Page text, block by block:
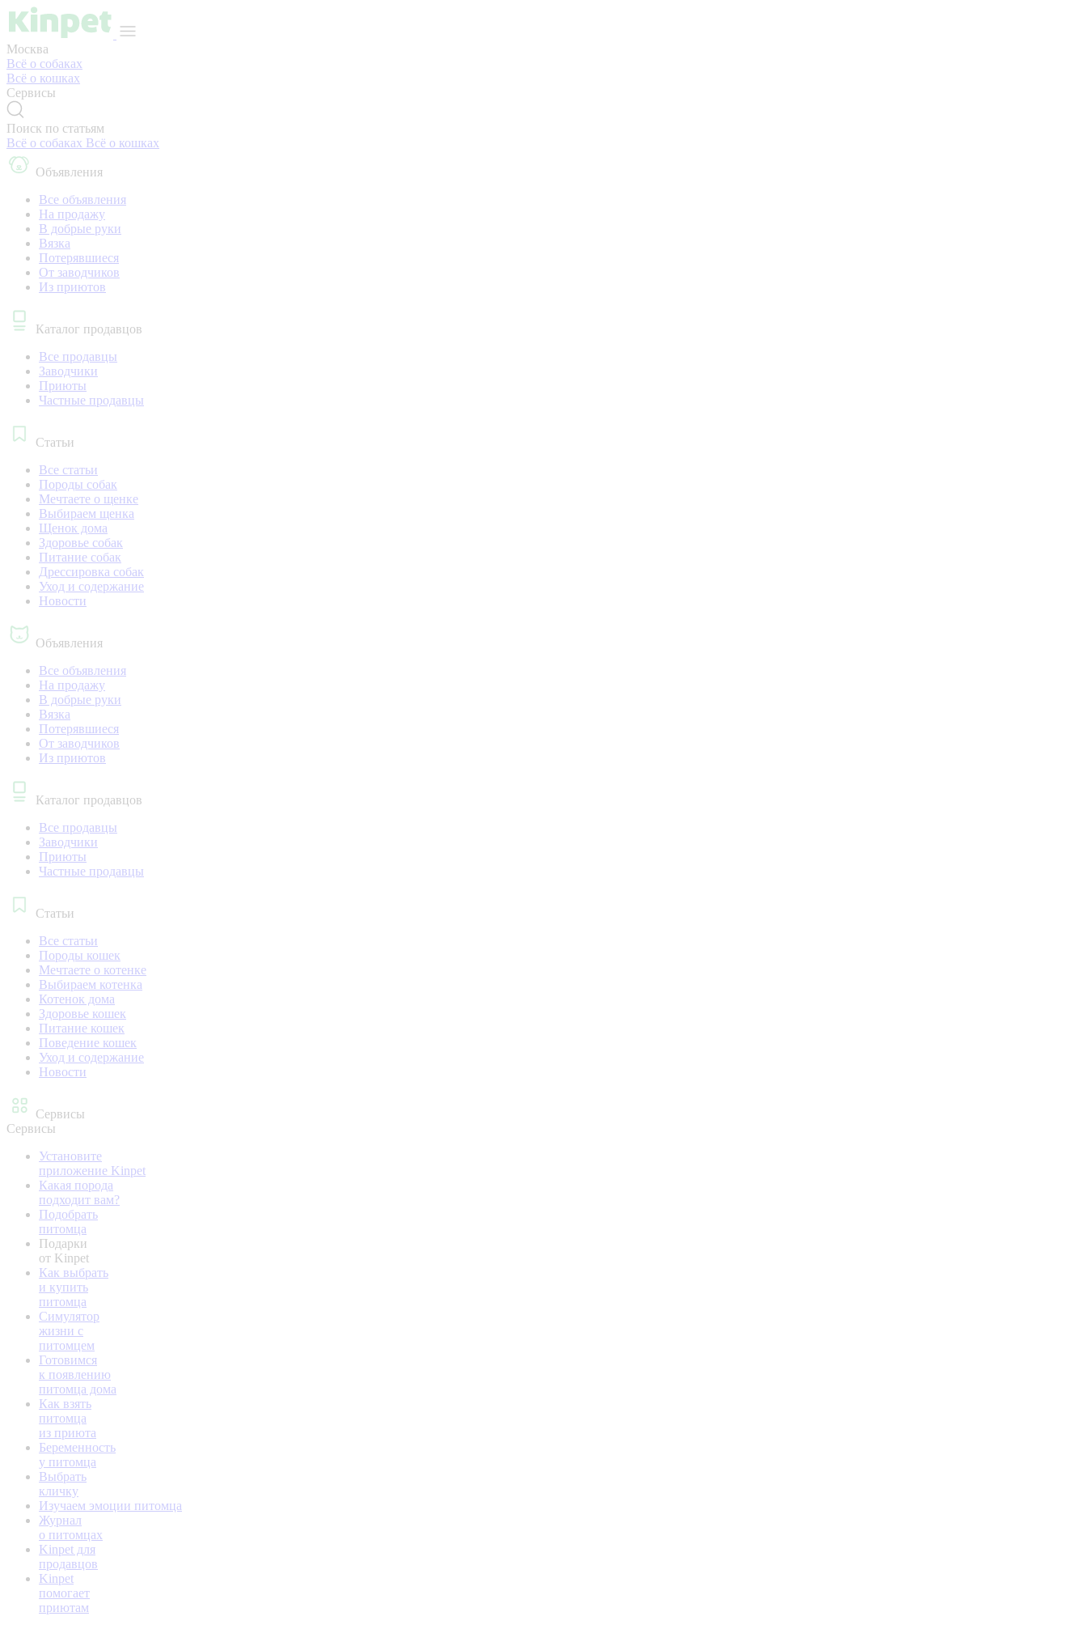
Москва
Всё о собаках
Всё о кошках
Сервисы
Поиск по статьям
Всё о собаках Всё о кошках
Объявления
Все объявления
На продажу
В добрые руки
Вязка
Потерявшиеся
От заводчиков
Из приютов
Каталог продавцов
Все продавцы
Заводчики
Приюты
Частные продавцы
Статьи
Все статьи
Породы собак
Мечтаете о щенке
Выбираем щенка
Щенок дома
Здоровье собак
Питание собак
Дрессировка собак
Уход и содержание
Новости
Объявления
Все объявления
На продажу
В добрые руки
Вязка
Потерявшиеся
От заводчиков
Из приютов
Каталог продавцов
Все продавцы
Заводчики
Приюты
Частные продавцы
Статьи
Все статьи
Породы кошек
Мечтаете о котенке
Выбираем котенка
Котенок дома
Здоровье кошек
Питание кошек
Поведение кошек
Уход и содержание
Новости
Сервисы
Сервисы
Установите
приложение Kinpet
Какая порода
подходит вам?
Подобрать
питомца
Подарки
от Kinpet
Как выбрать
и купить
питомца
Симулятор
жизни с
питомцем
Готовимся
к появлению
питомца дома
Как взять
питомца
из приюта
Беременность
у питомца
Выбрать
кличку
Изучаем эмоции питомца
Журнал
о питомцах
Kinpet для
продавцов
Kinpet
помогает
приютам